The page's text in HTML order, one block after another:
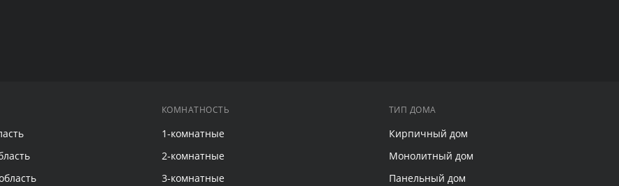
КОМНАТНОСТЬ
1-комнатные
2-комнатные
3-комнатные
ТИП ДОМА
Кирпичный дом
Монолитный дом
Панельный дом